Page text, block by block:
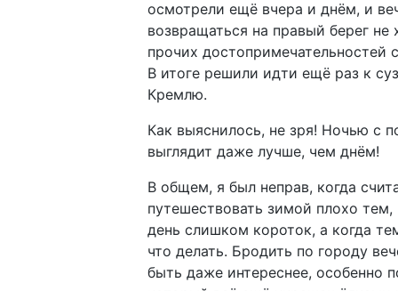
осмотрели ещё вчера и днём, и
возвращаться на правый берег не
прочих достопримечательностей
В итоге решили идти ещё раз к
Кремлю.
Как выяснилось, не зря! Ночью с
выглядит даже лучше, чем днём!
В общем, я был неправ, когда
путешествовать зимой плохо тем,
день слишком короток, а когда
что делать. Бродить по городу
быть даже интереснее, особенно